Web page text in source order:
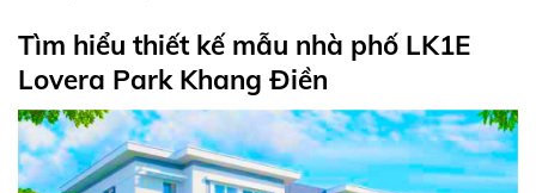
Tìm hiểu thiết kế mẫu nhà phố LK1E
Lovera Park Khang Điền